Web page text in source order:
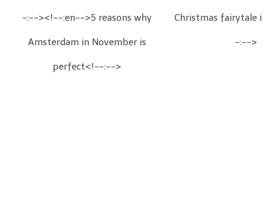
-:--><!--:en-->5 reasons why
Amsterdam in November is
perfect<!--:-->
Christmas fairytale in
-:-->